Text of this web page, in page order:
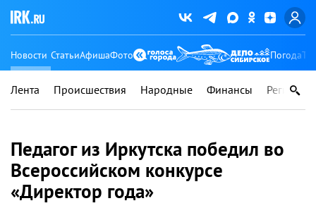
Новости СтатьиАфишаФото Погода
Лента Происшествия Народные Финансы Регионы
Педагог из Иркутска победил во
Всероссийском конкурсе
«Директор года»